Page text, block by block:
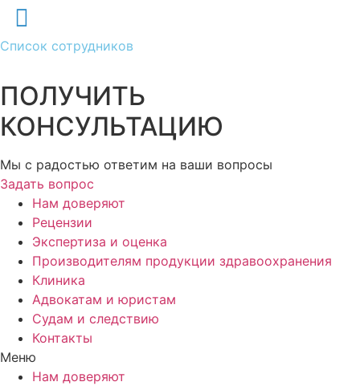
Список сотрудников
ПОЛУЧИТЬ
КОНСУЛЬТАЦИЮ
Мы с радостью ответим на ваши вопросы
Задать вопрос
Нам доверяют
Рецензии
Экспертиза и оценка
Производителям продукции здравоохранения
Клиника
Адвокатам и юристам
Судам и следствию
Контакты
Меню
Нам доверяют